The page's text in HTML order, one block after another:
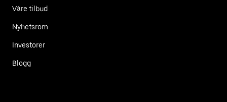
Våre tilbud
Nyhetsrom
Investorer
Blogg